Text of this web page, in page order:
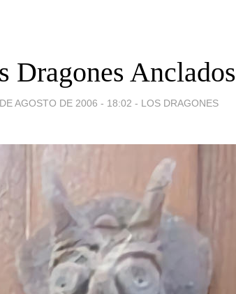
Dragones Anclados
AGOSTO DE 2006 - 18:02 - LOS DRAGONES